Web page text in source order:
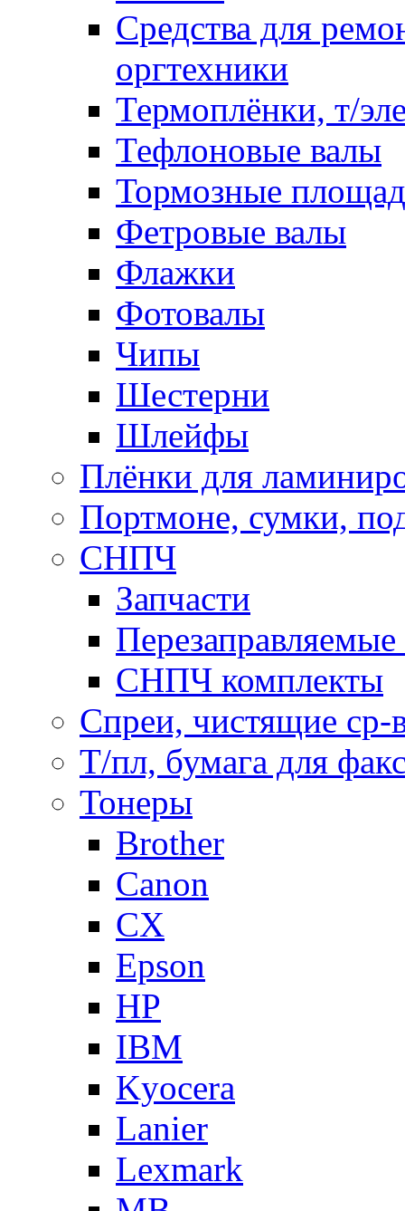
Средства для
оргтехники
Термоплёнки, т/
Тефлоновые валы
Тормозные
Фетровые валы
Флажки
Фотовалы
Чипы
Шестерни
Шлейфы
Плёнки для
Портмоне, сумки,
СНПЧ
Запчасти
Перезаправляемые
СНПЧ комплекты
Спреи, чистящие ср-
Т/пл, бумага для
Тонеры
Brother
Canon
CX
Epson
HP
IBM
Kyocera
Lanier
Lexmark